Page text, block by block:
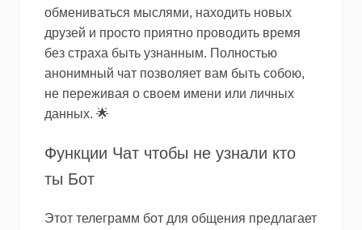
обмениваться мыслями, находить новых
друзей и просто приятно проводить время
без страха быть узнанным. Полностью
анонимный чат позволяет вам быть собою,
не переживая о своем имени или личных
данных. 🌟
Функции Чат чтобы не узнали кто
ты Бот
Этот телеграмм бот для общения предлагает